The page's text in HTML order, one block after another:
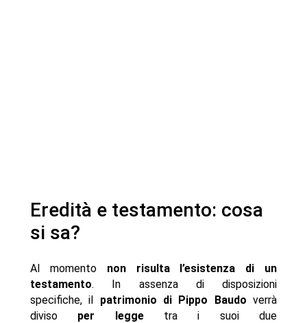
Eredità e testamento: cosa
si sa?
Al momento non risulta l’esistenza di un
testamento. In assenza di disposizioni
specifiche, il patrimonio di Pippo Baudo verrà
diviso per leggetra i suoi due